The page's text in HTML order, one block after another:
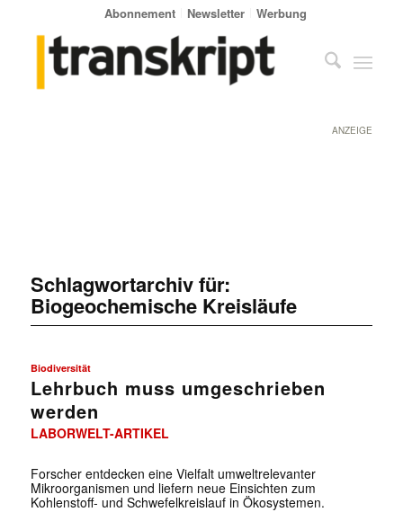
Abonnement Newsletter Werbung
ANZEIGE
Schlagwortarchiv für:
Biogeochemische Kreisläufe
Biodiversität
Lehrbuch muss umgeschrieben
werden
LABORWELT-ARTIKEL
Forscher entdecken eine Vielfalt umweltrelevanter
Mikroorganismen und liefern neue Einsichten zum
Kohlenstoff- und Schwefelkreislauf in Ökosystemen.